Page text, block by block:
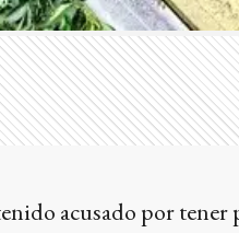
acusado por